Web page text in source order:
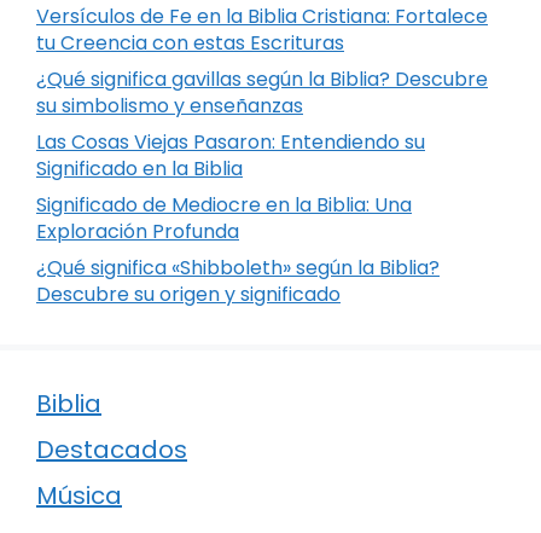
Versículos de Fe en la Biblia Cristiana: Fortalece
tu Creencia con estas Escrituras
¿Qué significa gavillas según la Biblia? Descubre
su simbolismo y enseñanzas
Las Cosas Viejas Pasaron: Entendiendo su
Significado en la Biblia
Significado de Mediocre en la Biblia: Una
Exploración Profunda
¿Qué significa «Shibboleth» según la Biblia?
Descubre su origen y significado
Biblia
Destacados
Música